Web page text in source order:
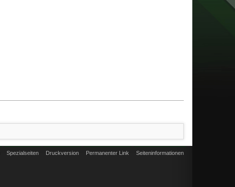
Spezialseiten Druckversion Permanenter Link Seiten­informationen